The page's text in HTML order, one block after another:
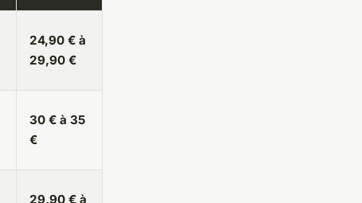
24,90 € à
29,90 €
30 € à 35
€
29,90 € à